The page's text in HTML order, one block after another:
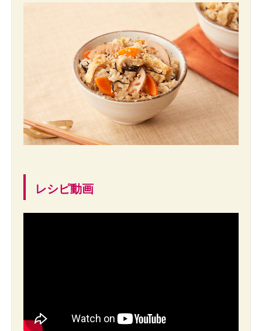
レシピ動画